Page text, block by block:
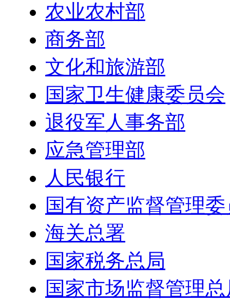
农业农村部
商务部
文化和旅游部
国家卫生健康委员会
退役军人事务部
应急管理部
人民银行
国有资产监督管理
海关总署
国家税务总局
国家市场监督管理